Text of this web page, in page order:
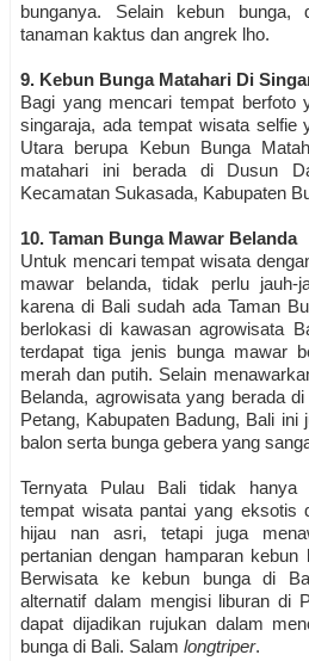
bunganya. Selain kebun
tanaman kaktus dan angrek lho.
9. Kebun Bunga Matahari Di
Bagi yang mencari tempat berfoto
singaraja, ada tempat wisata selfie
Utara berupa Kebun Bunga
matahari ini berada di Dusun
Kecamatan Sukasada, Kabupaten
10. Taman Bunga Mawar Belanda
Untuk mencari tempat wisata
mawar belanda, tidak perlu
karena di Bali sudah ada Taman
berlokasi di kawasan agrowisata
terdapat tiga jenis bunga mawar
merah dan putih. Selain
Belanda, agrowisata yang berada
Petang, Kabupaten Badung, Bali ini
balon serta bunga gebera yang
Ternyata Pulau Bali tidak hanya
tempat wisata pantai yang eksotis
hijau nan asri, tetapi juga
pertanian dengan hamparan
Berwisata ke kebun bunga di
alternatif dalam mengisi liburan di
dapat dijadikan rujukan dalam
bunga di Bali. Salam longtriper.